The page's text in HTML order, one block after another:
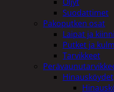
Suodattimet
Pakoputken osat
Laipat ja
Putket ja
Tarvikkeet